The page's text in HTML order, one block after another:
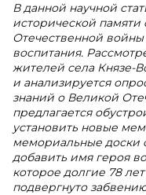
В данной научной
исторической памяти
Отечественной войны
воспитания.
жителей села Князе-
и анализируется
знаний о Великой
предлагается
установить новые
мемориальные доски
добавить имя героя
которое долгие 78
подвергнуто